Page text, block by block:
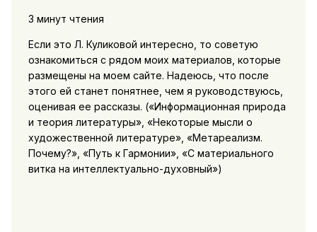
3 минут чтения
Если это Л. Куликовой интересно, то советую
ознакомиться с рядом моих материалов, которые
размещены на моем сайте. Надеюсь, что после
этого ей станет понятнее, чем я руководствуюсь,
оценивая ее рассказы. («Информационная природа
и теория литературы», «Некоторые мысли о
художественной литературе», «Метареализм.
Почему?», «Путь к Гармонии», «С материального
витка на интеллектуально-духовный»)